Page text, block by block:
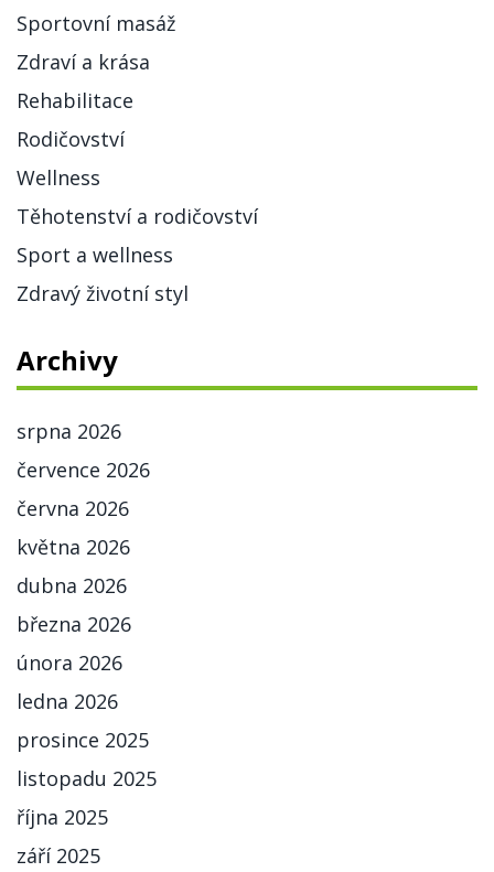
Sportovní masáž
Zdraví a krása
Rehabilitace
Rodičovství
Wellness
Těhotenství a rodičovství
Sport a wellness
Zdravý životní styl
Archivy
srpna 2026
července 2026
června 2026
května 2026
dubna 2026
března 2026
února 2026
ledna 2026
prosince 2025
listopadu 2025
října 2025
září 2025